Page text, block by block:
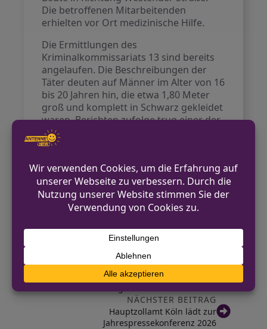
Die betroffenen Mitarbeitenden
erhielten vor Ort medizinische Hilfe.
Die Ermittlungen des
Kriminalkommissariats 13 sind bereits
angelaufen. Die Beschreibungen der
Täter deuten auf Männer im Alter von 16
bis 20 Jahren hin, die etwa 1,80 Meter
groß und komplett in Schwarz gekleidet
waren. Berichten zufolge trug einer der
Angegriffen eine Schusswaffe im
Hosenbund.
Die Polizei bittet um Mithilfe aus der
Bevölkerung. Personen, die
sachdienliche Hinweise zu den Tätern
oder dem Vorfall geben können,
werden gebeten, sich zu melden.
VORHERIGER BEITRAG
Falscher Handwerker in Lünen unterwegs –
NÄCHSTER BEITRAG
Hauptzollamt Köln lädt zur
Jahrespressekonferenz 2026